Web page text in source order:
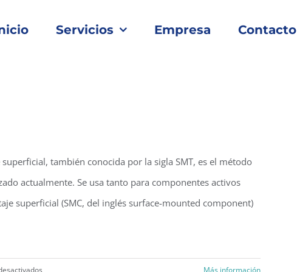
Servicios Empresa Contacto
también conocida por la sigla SMT, es el método
actualmente. Se usa tanto para componentes activos
superficial (SMC, del inglés surface-mounted component)
Más información